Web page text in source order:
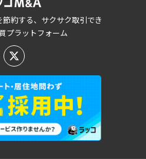
約する、サクサク取引でき
プラットフォーム